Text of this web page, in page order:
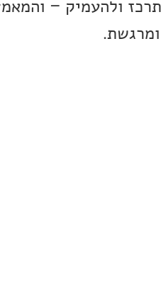
ולהעמיק –